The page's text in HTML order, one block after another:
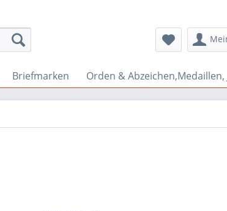
Briefmarken Orden & Abzeichen,Medaillen,